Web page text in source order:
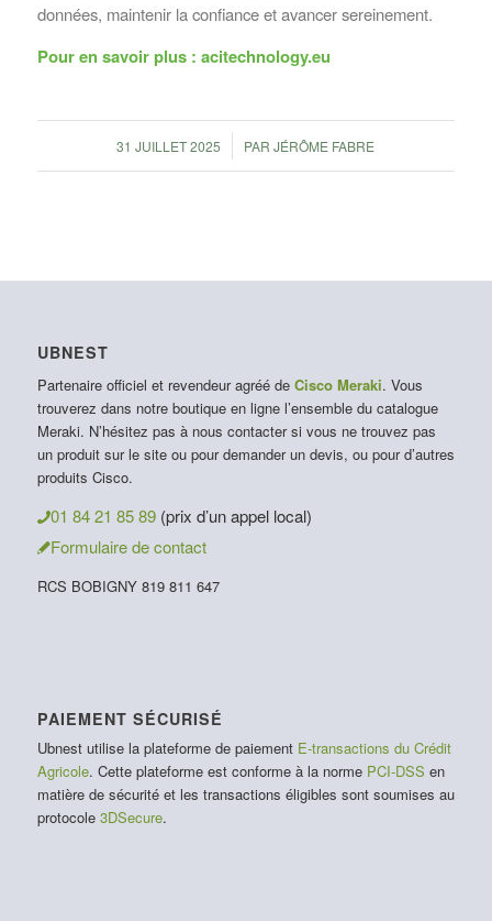
données, maintenir la confiance et avancer sereinement.
Pour en savoir plus : acitechnology.eu
31 JUILLET 2025
/ PARJÉRÔME FABRE
UBNEST
Partenaire officiel et revendeur agréé de Cisco Meraki. Vous
trouverez dans notre boutique en ligne l’ensemble du catalogue
Meraki. N’hésitez pas à nous contacter si vous ne trouvez pas
un produit sur le site ou pour demander un devis, ou pour d’autres
produits Cisco.
01 84 21 85 89 (prix d’un appel local)
Formulaire de contact
RCS BOBIGNY 819 811 647
PAIEMENT SÉCURISÉ
Ubnest utilise la plateforme de paiement E-transactions du Crédit
Agricole. Cette plateforme est conforme à la norme PCI-DSS en
matière de sécurité et les transactions éligibles sont soumises au
protocole 3DSecure.